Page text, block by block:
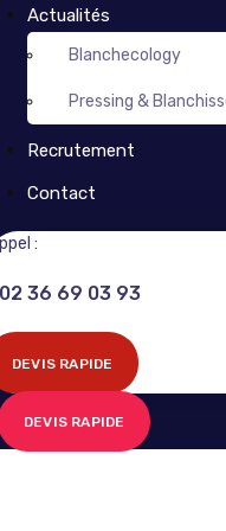
Actualités
Blanchecology
Pressing &
Recrutement
Contact
:
02 36 69 03 93
DEVIS RAPIDE
DEVIS RAPIDE